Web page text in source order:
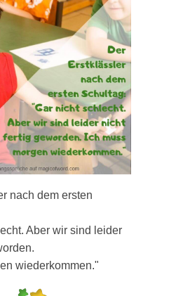
nach dem ersten
Aber wir sind leider
wiederkommen."